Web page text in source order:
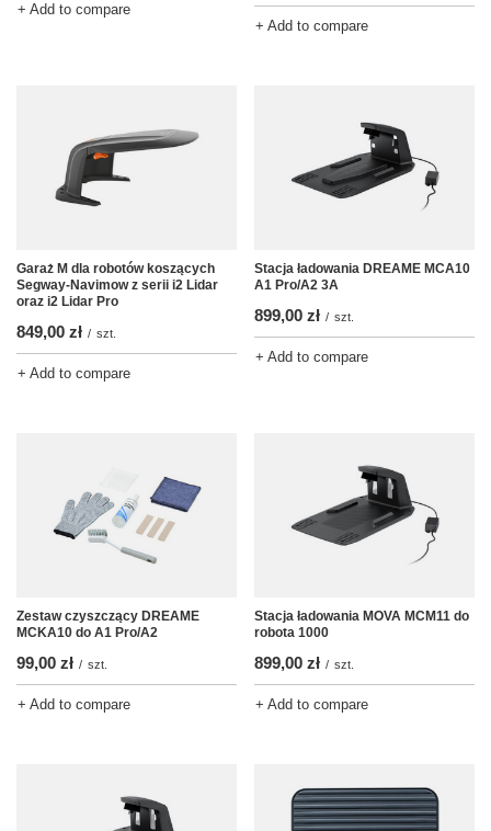
+ Add to compare
+ Add to compare
Garaż M dla robotów koszących
Segway-Navimow z serii i2 Lidar
oraz i2 Lidar Pro
849,00 zł / szt.
+ Add to compare
Stacja ładowania DREAME MCA10
A1 Pro/A2 3A
899,00 zł / szt.
+ Add to compare
Zestaw czyszczący DREAME
MCKA10 do A1 Pro/A2
99,00 zł / szt.
+ Add to compare
Stacja ładowania MOVA MCM11 do
robota 1000
899,00 zł / szt.
+ Add to compare